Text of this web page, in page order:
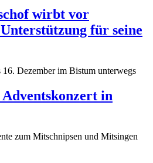
wirbt vor
für seine
Dezember im Bistum unterwegs
Adventskonzert in
zum Mitschnipsen und Mitsingen